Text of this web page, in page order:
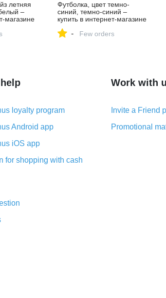
летняя
–
магазине
Футболка, цвет темно-
синий, темно-синий –
купить в интернет-магазине
103829637941
- Few orders
loyalty program
Android app
iOS app
for shopping with cash
Work with
Invite a Friend
Promotional